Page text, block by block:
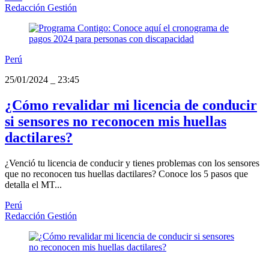
Redacción Gestión
Perú
25/01/2024
23:45
¿Cómo revalidar mi licencia de conducir
si sensores no reconocen mis huellas
dactilares?
¿Venció tu licencia de conducir y tienes problemas con los sensores
que no reconocen tus huellas dactilares? Conoce los 5 pasos que
detalla el MT...
Perú
Redacción Gestión